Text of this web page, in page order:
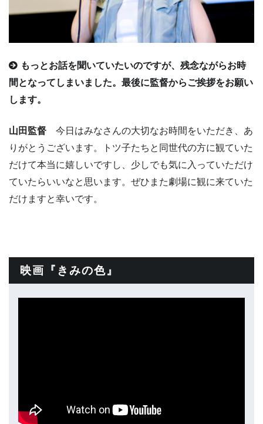
もっとお話を聞いていたいのですが、残念ながらお時
間となってしまいました。最後に監督からご挨拶をお願い
します。
山田監督 今日はみなさんの大切なお時間をいただき、あ
りがとうございます。トツ子たちと同世代の方に観ていた
だけて本当に嬉しいですし、少しでも気に入っていただけ
ていたらいいなと思います。ぜひまた劇場に観に来ていた
だけますと幸いです。
映画『きみの色』